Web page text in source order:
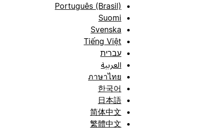
Português (Brasil)
Suomi
Svenska
Tiếng Việt
עברית
العربية
ภาษาไทย
한국어
日本語
简体中文
繁體中文